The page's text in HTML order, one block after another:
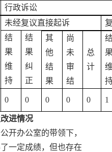
行政诉讼
未经复议直接起诉
结
果
维
持
结
果
纠
正
其
他
结
果
尚
未
审
结
总
计
0 0 0 0 0 1
进情况
开办公室的带领下，
一定成绩，但也存在